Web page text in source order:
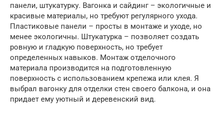
панели, штукатурку. Вагонка и сайдинг – экологичные и
красивые материалы, но требуют регулярного ухода.
Пластиковые панели – просты в монтаже и уходе, но
менее экологичны. Штукатурка – позволяет создать
ровную и гладкую поверхность, но требует
определенных навыков. Монтаж отделочного
материала производится на подготовленную
поверхность с использованием крепежа или клея. Я
выбрал вагонку для отделки стен своего балкона, и она
придает ему уютный и деревенский вид.